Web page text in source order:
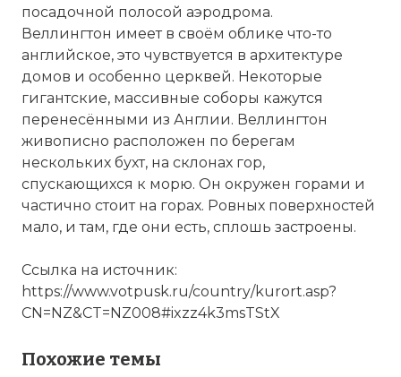
посадочной полосой аэродрома.
Веллингтон имеет в своём облике что-то
английское, это чувствуется в архитектуре
домов и особенно церквей. Некоторые
гигантские, массивные соборы кажутся
перенесёнными из Англии. Веллингтон
живописно расположен по берегам
нескольких бухт, на склонах гор,
спускающихся к морю. Он окружен горами и
частично стоит на горах. Ровных поверхностей
мало, и там, где они есть, сплошь застроены.
Ссылка на источник:
https://www.votpusk.ru/country/kurort.asp?
CN=NZ&CT=NZ008#ixzz4k3msTStX
Похожие темы